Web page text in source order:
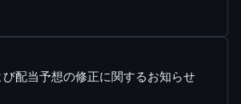
配当予想の修正に関するお知らせ